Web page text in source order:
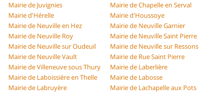
Mairie de Juvignies
Mairie de Chapelle en Serval
Mairie d'Hérelle
Mairie d'Houssoye
Mairie de Neuville en Hez
Mairie de Neuville Garnier
Mairie de Neuville Roy
Mairie de Neuville Saint Pierre
Mairie de Neuville sur Oudeuil
Mairie de Neuville sur Ressons
Mairie de Neuville Vault
Mairie de Rue Saint Pierre
Mairie de Villeneuve sous Thury
Mairie de Laberlière
Mairie de Laboissière en Thelle
Mairie de Labosse
Mairie de Labruyère
Mairie de Lachapelle aux Pots